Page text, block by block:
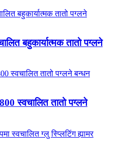
बहुकार्यात्मक तातो पग्लने
स्वचालित तातो पग्लने